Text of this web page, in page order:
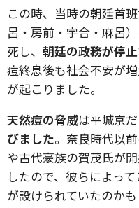
この時、当時の朝廷首
呂・房前・宇合・麻呂
死し、 朝廷の政務が停
痘終息後も社会不安が
が起こりました。
天然痘の脅威は平城京
びました。奈良時代以
や古代豪族の賀茂氏が
したので、彼らによっ
が設けられていたのかも